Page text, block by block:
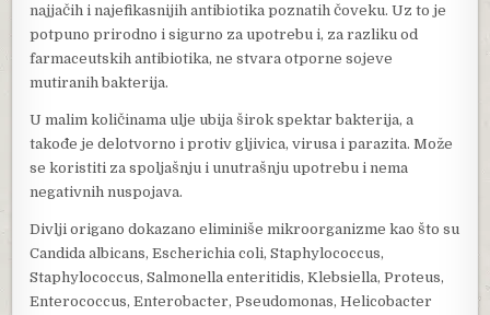
najjačih i najefikasnijih antibiotika poznatih čoveku. Uz to je
potpuno prirodno i sigurno za upotrebu i, za razliku od
farmaceutskih antibiotika, ne stvara otporne sojeve
mutiranih bakterija.
U malim količinama ulje ubija širok spektar bakterija, a
takođe je delotvorno i protiv gljivica, virusa i parazita. Može
se koristiti za spoljašnju i unutrašnju upotrebu i nema
negativnih nuspojava.
Divlji origano dokazano eliminiše mikroorganizme kao što su
Candida albicans, Escherichia coli, Staphylococcus,
Staphylococcus, Salmonella enteritidis, Klebsiella, Proteus,
Enterococcus, Enterobacter, Pseudomonas, Helicobacter